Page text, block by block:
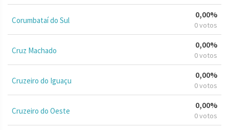
Corumbataí do Sul
0,00%
0 votos
Cruz Machado
0,00%
0 votos
Cruzeiro do Iguaçu
0,00%
0 votos
Cruzeiro do Oeste
0,00%
0 votos